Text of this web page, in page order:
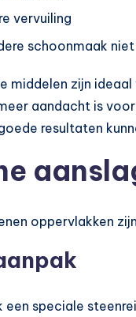
vervuiling
schoonmaak
middelen zijn
aandacht is voor
resultaten
oppervlakken
een speciale